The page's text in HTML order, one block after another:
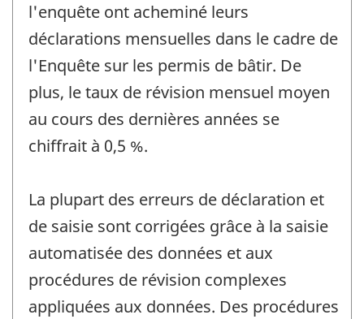
l'enquête ont acheminé leurs
déclarations mensuelles dans le cadre de
l'Enquête sur les permis de bâtir. De
plus, le taux de révision mensuel moyen
au cours des dernières années se
chiffrait à 0,5 %.
La plupart des erreurs de déclaration et
de saisie sont corrigées grâce à la saisie
automatisée des données et aux
procédures de révision complexes
appliquées aux données. Des procédures